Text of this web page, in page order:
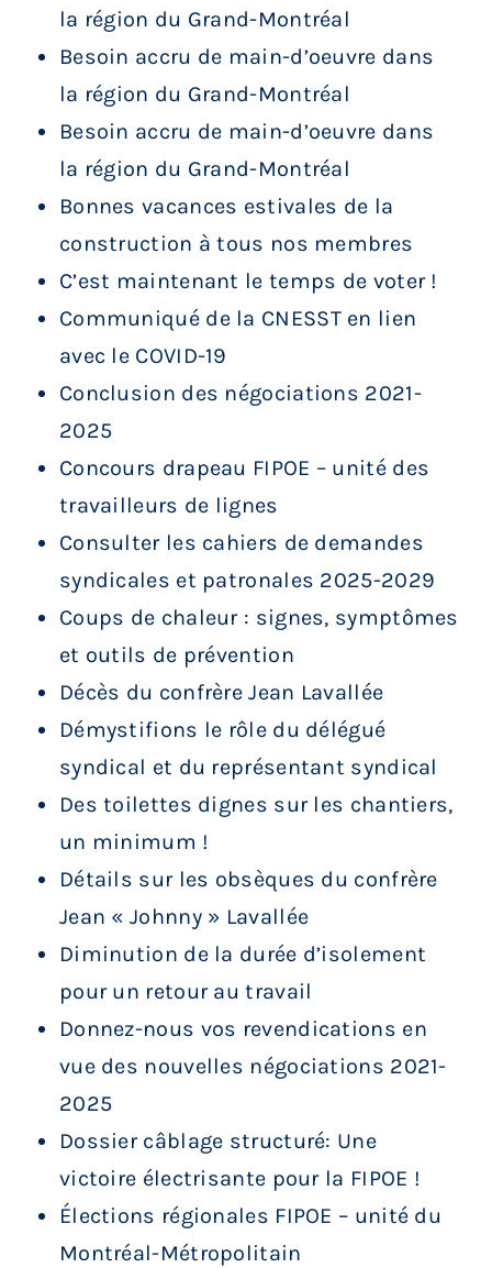
la région du Grand-Montréal
Besoin accru de main-d’oeuvre dans
la région du Grand-Montréal
Besoin accru de main-d’oeuvre dans
la région du Grand-Montréal
Bonnes vacances estivales de la
construction à tous nos membres
C’est maintenant le temps de voter !
Communiqué de la CNESST en lien
avec le COVID-19
Conclusion des négociations 2021-
2025
Concours drapeau FIPOE – unité des
travailleurs de lignes
Consulter les cahiers de demandes
syndicales et patronales 2025-2029
Coups de chaleur : signes, symptômes
et outils de prévention
Décès du confrère Jean Lavallée
Démystifions le rôle du délégué
syndical et du représentant syndical
Des toilettes dignes sur les chantiers,
un minimum !
Détails sur les obsèques du confrère
Jean « Johnny » Lavallée
Diminution de la durée d’isolement
pour un retour au travail
Donnez-nous vos revendications en
vue des nouvelles négociations 2021-
2025
Dossier câblage structuré: Une
victoire électrisante pour la FIPOE !
Élections régionales FIPOE – unité du
Montréal-Métropolitain